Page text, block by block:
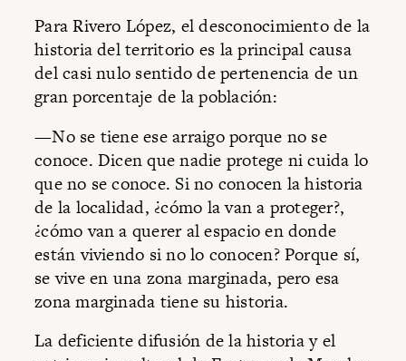
Para Rivero López, el desconocimiento de la
historia del territorio es la principal causa
del casi nulo sentido de pertenencia de un
gran porcentaje de la población:
—No se tiene ese arraigo porque no se
conoce. Dicen que nadie protege ni cuida lo
que no se conoce. Si no conocen la historia
de la localidad, ¿cómo la van a proteger?,
¿cómo van a querer al espacio en donde
están viviendo si no lo conocen? Porque sí,
se vive en una zona marginada, pero esa
zona marginada tiene su historia.
La deficiente difusión de la historia y el